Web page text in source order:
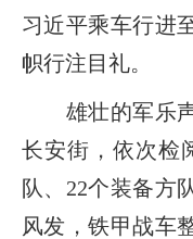
习近平乘车行进
帜行注目礼。
雄壮的军乐声
长安街，依次检
队、22个装备方
风发，铁甲战车